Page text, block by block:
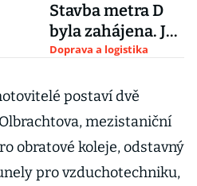
Stavba metra D
byla zahájena. Jak
bude nová linka
Doprava a logistika
postaví dvě
mezistaniční
obratové koleje, odstavný
pro vzduchotechniku,